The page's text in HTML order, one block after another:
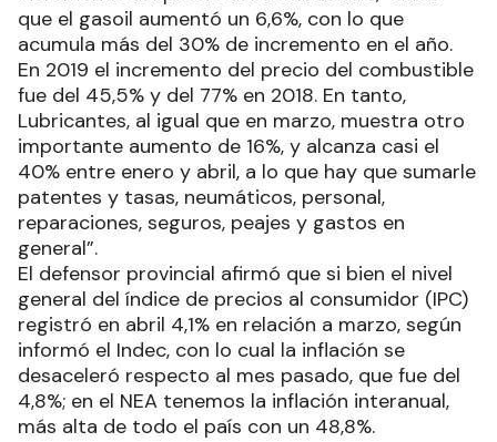
que el gasoil aumentó un 6,6%, con lo que
acumula más del 30% de incremento en el año.
En 2019 el incremento del precio del combustible
fue del 45,5% y del 77% en 2018. En tanto,
Lubricantes, al igual que en marzo, muestra otro
importante aumento de 16%, y alcanza casi el
40% entre enero y abril, a lo que hay que sumarle
patentes y tasas, neumáticos, personal,
reparaciones, seguros, peajes y gastos en
general”.
El defensor provincial afirmó que si bien el nivel
general del índice de precios al consumidor (IPC)
registró en abril 4,1% en relación a marzo, según
informó el Indec, con lo cual la inflación se
desaceleró respecto al mes pasado, que fue del
4,8%; en el NEA tenemos la inflación interanual,
más alta de todo el país con un 48,8%.